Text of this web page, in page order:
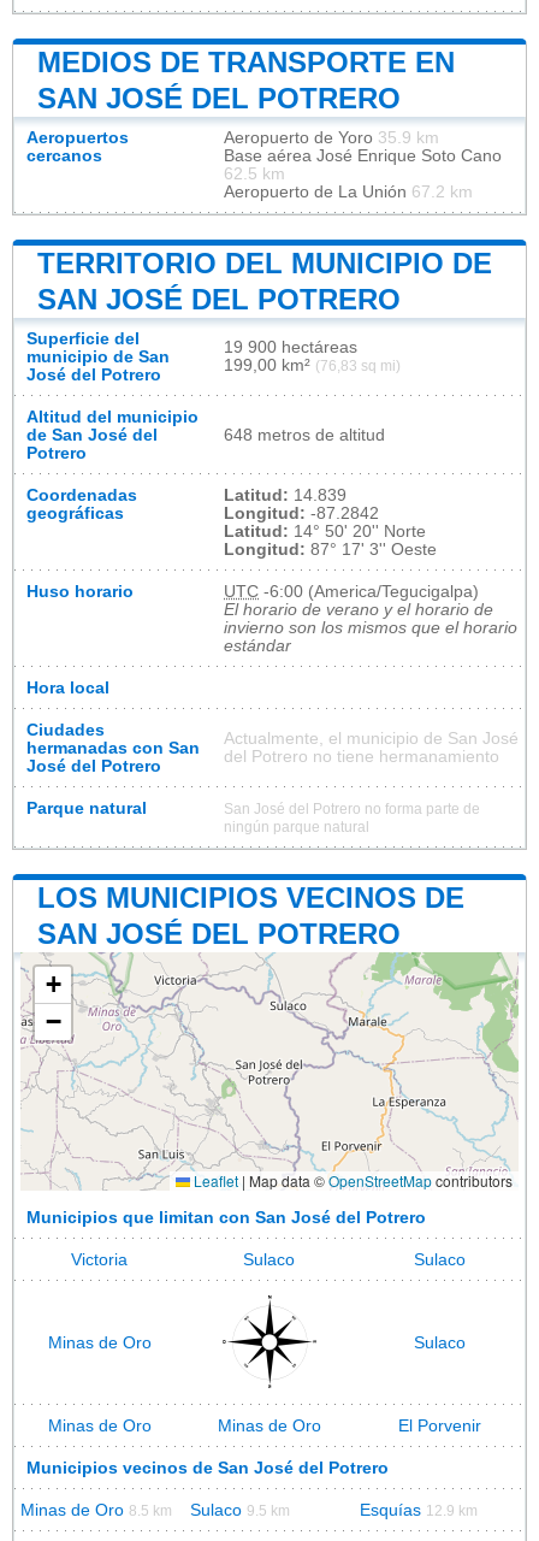
MEDIOS DE TRANSPORTE EN
SAN JOSÉ DEL POTRERO
Aeropuertos
cercanos
Aeropuerto de Yoro 35.9 km
Base aérea José Enrique Soto Cano
62.5 km
Aeropuerto de La Unión 67.2 km
TERRITORIO DEL MUNICIPIO DE
SAN JOSÉ DEL POTRERO
Superficie del
municipio de San
José del Potrero
19 900 hectáreas
199,00 km² (76,83 sq mi)
Altitud del municipio
de San José del
Potrero
648 metros de altitud
Coordenadas
geográficas
Latitud: 14.839
Longitud: -87.2842
Latitud: 14° 50' 20'' Norte
Longitud: 87° 17' 3'' Oeste
Huso horario UTC -6:00 (America/Tegucigalpa)
El horario de verano y el horario de
invierno son los mismos que el horario
estándar
Hora local
Ciudades
hermanadas con San
José del Potrero
Actualmente, el municipio de San José
del Potrero no tiene hermanamiento
Parque natural
San José del Potrero no forma parte de
ningún parque natural
LOS MUNICIPIOS VECINOS DE
SAN JOSÉ DEL POTRERO
+
−
Leaflet | Map data ©OpenStreetMapcontributors
Municipios que limitan con San José del Potrero
Victoria Sulaco Sulaco
Minas de Oro Sulaco
Minas de Oro Minas de Oro El Porvenir
Municipios vecinos de San José del Potrero
Minas de Oro 8.5 km Sulaco 9.5 km Esquías 12.9 km